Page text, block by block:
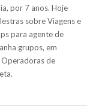
por 7 anos. Hoje
sobre Viagens e
para agente de
grupos, em
de